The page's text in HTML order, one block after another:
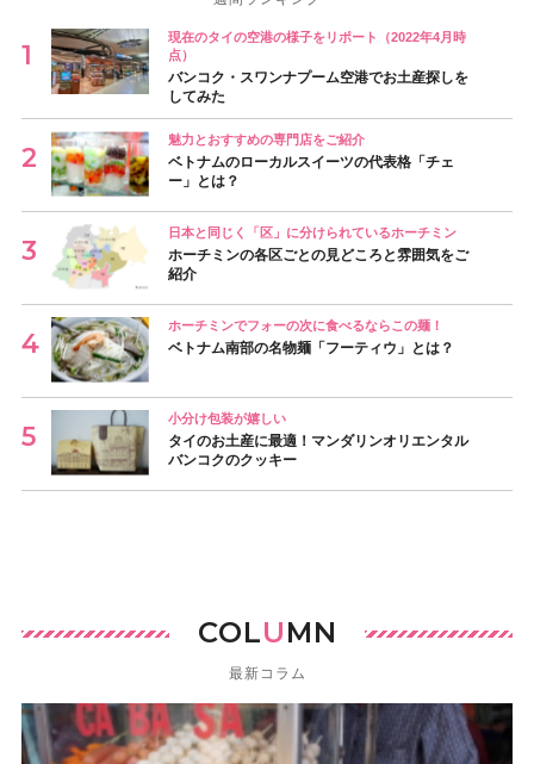
現在のタイの空港の様子をリポート（2022年4月時
点）
バンコク・スワンナプーム空港でお土産探しを
してみた
魅力とおすすめの専門店をご紹介
ベトナムのローカルスイーツの代表格「チェ
ー」とは？
日本と同じく「区」に分けられているホーチミン
ホーチミンの各区ごとの見どころと雰囲気をご
紹介
ホーチミンでフォーの次に食べるならこの麺！
ベトナム南部の名物麺「フーティウ」とは？
小分け包装が嬉しい
タイのお土産に最適！マンダリンオリエンタル
バンコクのクッキー
COLUMN
最新コラム